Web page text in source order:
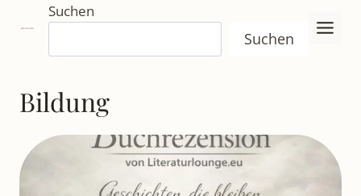
Inhalt
springen
Suchen
Suchen
Bildung